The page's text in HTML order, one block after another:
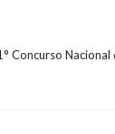
Concurso Nacional